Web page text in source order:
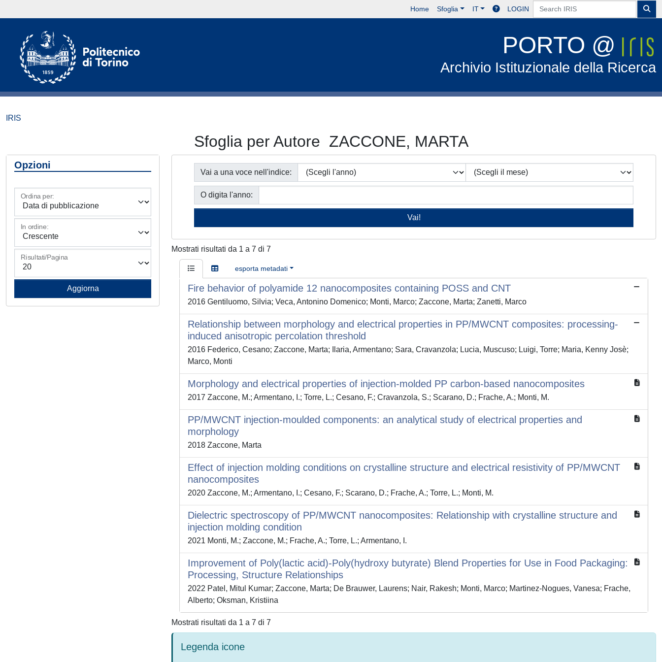
Home Sfoglia IT LOGIN
PORTO @
Archivio Istituzionale della Ricerca
IRIS
Sfoglia per Autore ZACCONE, MARTA
Opzioni
Ordina per:
In ordine:
Risultati/Pagina
Vai a una voce nell'indice:
O digita l'anno:
Mostrati risultati da 1 a 7 di 7
esporta metadati
Fire behavior of polyamide 12 nanocomposites containing POSS and CNT
2016 Gentiluomo, Silvia; Veca, Antonino Domenico; Monti, Marco; Zaccone, Marta; Zanetti, Marco
Relationship between morphology and electrical properties in PP/MWCNT composites: processing-
induced anisotropic percolation threshold
2016 Federico, Cesano; Zaccone, Marta; Ilaria, Armentano; Sara, Cravanzola; Lucia, Muscuso; Luigi, Torre; Maria, Kenny Josè;
Marco, Monti
Morphology and electrical properties of injection-molded PP carbon-based nanocomposites
2017 Zaccone, M.; Armentano, I.; Torre, L.; Cesano, F.; Cravanzola, S.; Scarano, D.; Frache, A.; Monti, M.
PP/MWCNT injection-moulded components: an analytical study of electrical properties and
morphology
2018 Zaccone, Marta
Effect of injection molding conditions on crystalline structure and electrical resistivity of PP/MWCNT
nanocomposites
2020 Zaccone, M.; Armentano, I.; Cesano, F.; Scarano, D.; Frache, A.; Torre, L.; Monti, M.
Dielectric spectroscopy of PP/MWCNT nanocomposites: Relationship with crystalline structure and
injection molding condition
2021 Monti, M.; Zaccone, M.; Frache, A.; Torre, L.; Armentano, I.
Improvement of Poly(lactic acid)-Poly(hydroxy butyrate) Blend Properties for Use in Food Packaging:
Processing, Structure Relationships
2022 Patel, Mitul Kumar; Zaccone, Marta; De Brauwer, Laurens; Nair, Rakesh; Monti, Marco; Martinez-Nogues, Vanesa; Frache,
Alberto; Oksman, Kristiina
Mostrati risultati da 1 a 7 di 7
Legenda icone